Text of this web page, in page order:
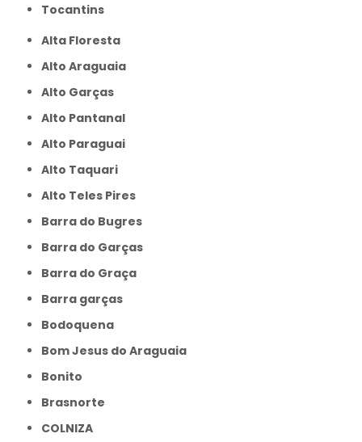
Tocantins
Alta Floresta
Alto Araguaia
Alto Garças
Alto Pantanal
Alto Paraguai
Alto Taquari
Alto Teles Pires
Barra do Bugres
Barra do Garças
Barra do Graça
Barra garças
Bodoquena
Bom Jesus do Araguaia
Bonito
Brasnorte
COLNIZA